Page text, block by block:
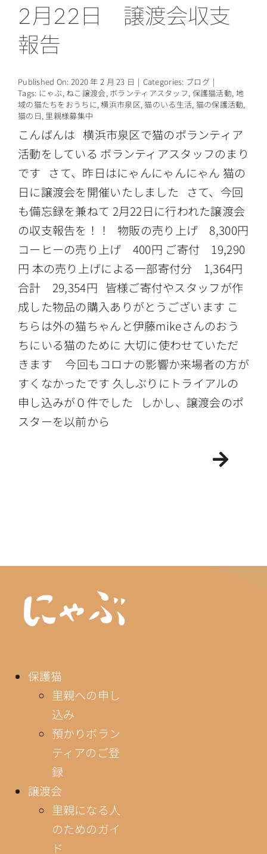
2月22日 譲渡会収支
報告
Published On: 2020 年 2 月 23 日 | Categories: ブログ |
Tags: にゃぶ, ねこ譲渡会, ボランティアスタッフ, 保護猫活動, 地
域の猫たちをおうちに,横浜市泉区,猫のいる生活, 猫の保護活動,
猫の日, 里親様募集中
こんばんは 横浜市泉区で猫のボランティア
活動をしている ボランティアスタッフのまり
です さて、昨日はにゃんにゃんにゃん 猫の
日に譲渡会を開催いたしました さて、今回
も備忘録を兼ねて 2月22日に行われた譲渡会
の収支報告を！！ 物販の売り上げ 8,300円
コーヒーの売り上げ 400円 ご寄付 19,290
円 本の売り上げによる一部寄付分 1,364円
合計 29,354円 皆様ご寄付やスタッフが作
成した物品の購入ありがとうございます こ
ちらは外の猫ちゃんと伊藤mikeさんのおう
ちにいる猫のために 大切に使わせていただ
きます 今回もコロナの影響か来場者の方が
すくなかったです 久しぶりにトライアルの
申し込みが０件でした しかし、譲渡会のポ
スターを以前から
保護猫
里親への申し
込み
預かりボラン
ティアのご登
録
譲渡会
里親になる人
のためのガイ
ド